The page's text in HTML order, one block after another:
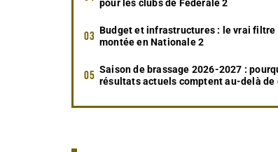
pour les clubs de Fédérale 2
Budget et infrastructures : le vrai filtre
montée en Nationale 2
Saison de brassage 2026-2027 :
résultats actuels comptent au-delà de